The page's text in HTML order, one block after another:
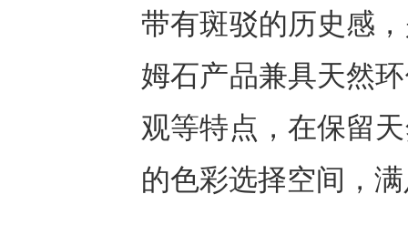
带有斑驳的历史感
姆石产品兼具天然
观等特点，在保留
的色彩选择空间，